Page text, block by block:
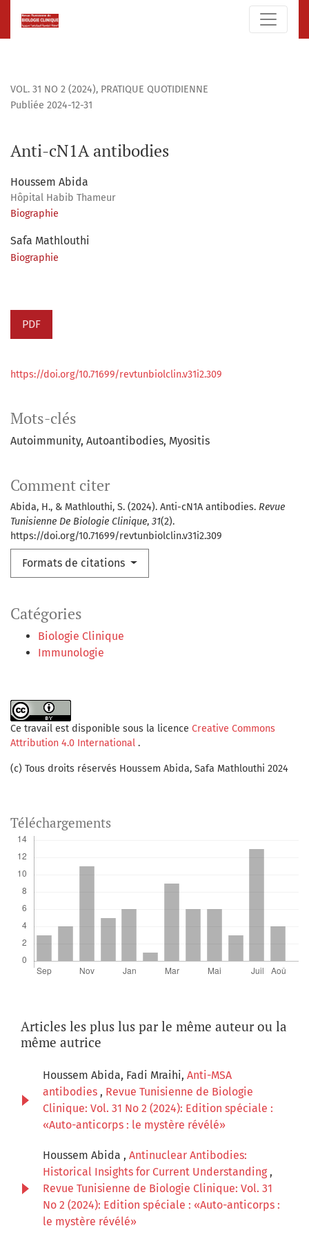
VOL. 31 NO 2 (2024), PRATIQUE QUOTIDIENNE
Anti-cN1A antibodies
Publiée 2024-12-31
Houssem Abida
Hôpital Habib Thameur
Biographie
Safa Mathlouthi
Biographie
PDF
Mots-clés
Autoimmunity Autoantibodies Myositis
Catégories
Biologie Clinique
Immunologie
Comment citer
Abida, H., & Mathlouthi, S. (2024). Anti-cN1A antibodies. Revue
Tunisienne De Biologie Clinique, 31(2).
https://doi.org/10.71699/revtunbiolclin.v31i2.309
Formats de citations
https://doi.org/10.71699/revtunbiolclin.v31i2.309
Ce travail est disponible sous la licence Creative Commons
Attribution 4.0 International .
(c) Tous droits réservés Houssem Abida, Safa Mathlouthi 2024
Téléchargements
Articles les plus lus par le même auteur ou la
même autrice
Houssem Abida, Fadi Mraihi, Anti-MSA
antibodies , Revue Tunisienne de Biologie
Clinique: Vol. 31 No 2 (2024): Edition spéciale :
«Auto-anticorps : le mystère révélé»
Houssem Abida , Antinuclear Antibodies:
Historical Insights for Current Understanding,
Revue Tunisienne de Biologie Clinique: Vol. 31
No 2 (2024): Edition spéciale : «Auto-anticorps :
le mystère révélé»